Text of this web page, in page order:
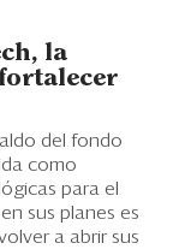
la
del fondo
como
para el
sus planes es
a abrir sus